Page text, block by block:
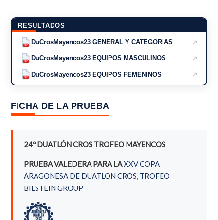
RESULTADOS
PDF DuCrosMayencos23 GENERAL Y CATEGORIAS ↗
PDF DuCrosMayencos23 EQUIPOS MASCULINOS ↗
PDF DuCrosMayencos23 EQUIPOS FEMENINOS ↗
FICHA DE LA PRUEBA
24º DUATLÓN CROS TROFEO MAYENCOS
PRUEBA VALEDERA PARA LAXXV COPA
ARAGONESA DE DUATLON CROS, TROFEO
BILSTEIN GROUP